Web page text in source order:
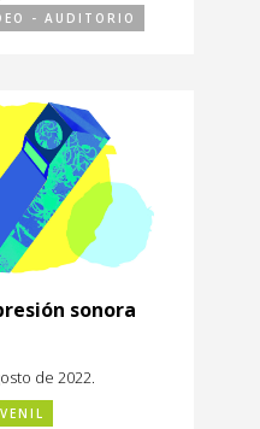
- AUDITORIO
sonora
de 2022.